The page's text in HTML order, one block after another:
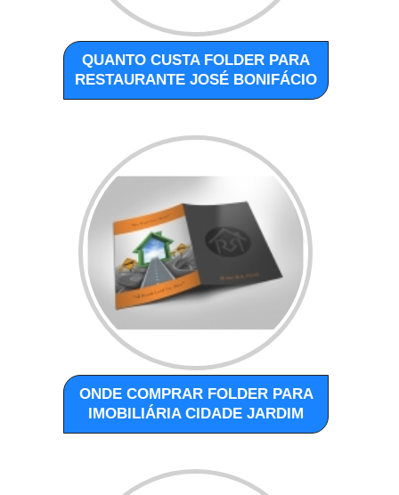
QUANTO CUSTA FOLDER PARA
RESTAURANTE JOSÉ BONIFÁCIO
ONDE COMPRAR FOLDER PARA
IMOBILIÁRIA CIDADE JARDIM